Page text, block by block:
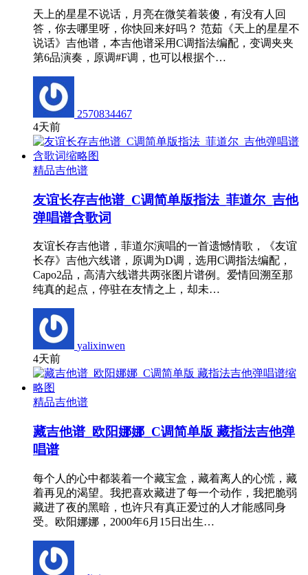
天上的星星不说话，月亮在微笑着装傻，有没有人回
答，你去哪里呀，你快回来好吗？ 范茹《天上的星星不
说话》吉他谱，本吉他谱采用C调指法编配，变调夹夹
第6品演奏，原调#F调，也可以根据个…
2570834467
4天前
精品吉他谱
友谊长存吉他谱_C调简单版指法_菲道尔_吉他
弹唱谱含歌词
友谊长存吉他谱，菲道尔演唱的一首遗憾情歌，《友谊
长存》吉他六线谱，原调为D调，选用C调指法编配，
Capo2品，高清六线谱共两张图片谱例。爱情回溯至那
纯真的起点，停驻在友情之上，却未…
yalixinwen
4天前
精品吉他谱
藏吉他谱_欧阳娜娜_C调简单版 藏指法吉他弹
唱谱
每个人的心中都装着一个藏宝盒，藏着离人的心慌，藏
着再见的渴望。我把喜欢藏进了每一个动作，我把脆弱
藏进了夜的黑暗，也许只有真正爱过的人才能感同身
受。欧阳娜娜，2000年6月15日出生…